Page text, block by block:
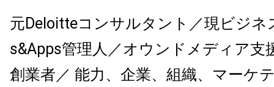
元Deloitteコンサルタント／現ビジネ
s&Apps管理人／オウンドメディア支
創業者／ 能力、企業、組織、マーケ